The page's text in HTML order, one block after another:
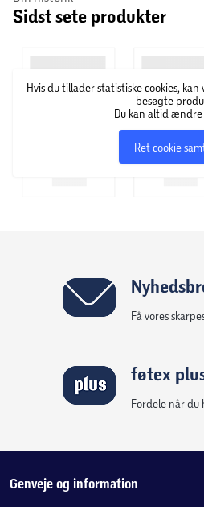
frugt, marula, der stammer fra
livret. Amarulas afrikansk-
mange forskellige
karakteristiske smag af
Sidst sete produkter
Hvis du tillader statistiske cookies,
besøgte
Du kan altid
Ret cookie
Få vores
føtex
Fordele når du
Genveje og information